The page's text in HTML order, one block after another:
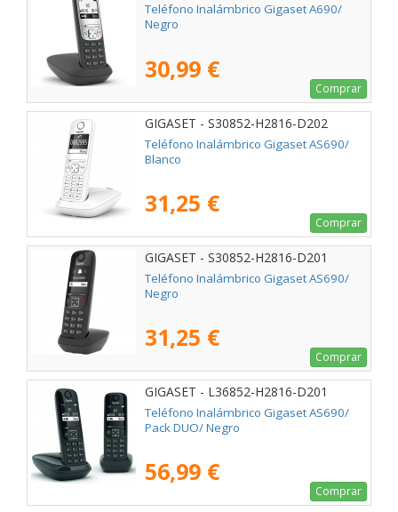
Teléfono Inalámbrico Gigaset A690/
Negro
30,99 €
Comprar
GIGASET - S30852-H2816-D202
Teléfono Inalámbrico Gigaset AS690/
Blanco
31,25 €
Comprar
GIGASET - S30852-H2816-D201
Teléfono Inalámbrico Gigaset AS690/
Negro
31,25 €
Comprar
GIGASET - L36852-H2816-D201
Teléfono Inalámbrico Gigaset AS690/
Pack DUO/ Negro
56,99 €
Comprar